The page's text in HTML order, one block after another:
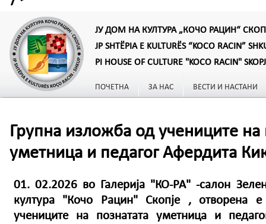
ЈУ ДОМ НА КУЛТУРА „КОЧО РАЦИН“
JP SHTËPIA E KULTURËS “KOCO RACIN”
PI HOUSE OF CULTURE "KOCO RACIN"
ПОЧЕТНА ЗА НАС ВЕСТИ И НАСТАНИ
Групна изложба од учениците на
уметница и педагог Афердита
01. 02.2026 во Галерија "КО-РА" -салон
култура "Кочо Рацин" Скопје , отворена
учениците на познатата уметница и